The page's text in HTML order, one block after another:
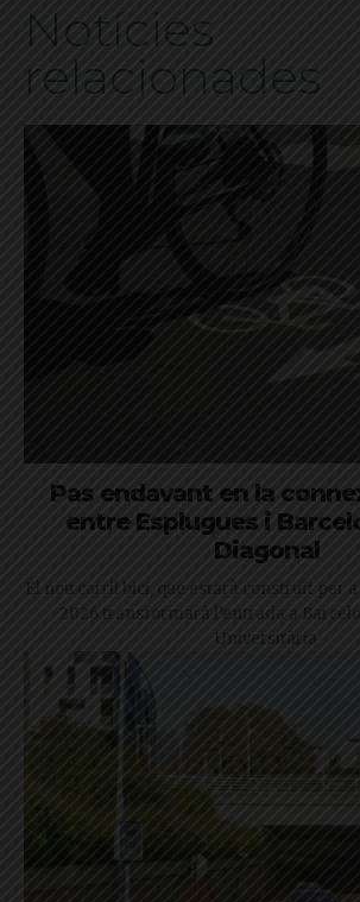
Notícies
relacionades
Pas endavant en la
entre Esplugues i
Diagonal
El nou carril bici, que estarà construït per
2026 transformarà l’entrada a
Universitària